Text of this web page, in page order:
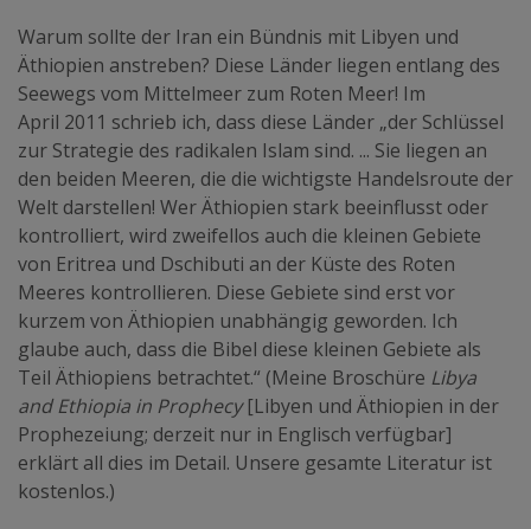
Warum sollte der Iran ein Bündnis mit Libyen und
Äthiopien anstreben? Diese Länder liegen entlang des
Seewegs vom Mittelmeer zum Roten Meer! Im
April 2011 schrieb ich, dass diese Länder „der Schlüssel
zur Strategie des radikalen Islam sind. ... Sie liegen an
den beiden Meeren, die die wichtigste Handelsroute der
Welt darstellen! Wer Äthiopien stark beeinflusst oder
kontrolliert, wird zweifellos auch die kleinen Gebiete
von Eritrea und Dschibuti an der Küste des Roten
Meeres kontrollieren. Diese Gebiete sind erst vor
kurzem von Äthiopien unabhängig geworden. Ich
glaube auch, dass die Bibel diese kleinen Gebiete als
Teil Äthiopiens betrachtet.“ (Meine Broschüre Libya
and Ethiopia in Prophecy[Libyen und Äthiopien in der
Prophezeiung; derzeit nur in Englisch verfügbar]
erklärt all dies im Detail. Unsere gesamte Literatur ist
kostenlos.)